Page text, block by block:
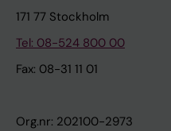
171 77 Stockholm
Tel: 08-524 800 00
Fax: 08-31 11 01
Org.nr: 202100-2973